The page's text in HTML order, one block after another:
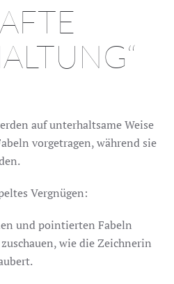
auf unterhaltsame Weise
vorgetragen, während sie
Vergnügen:
und pointierten Fabeln
wie die Zeichnerin